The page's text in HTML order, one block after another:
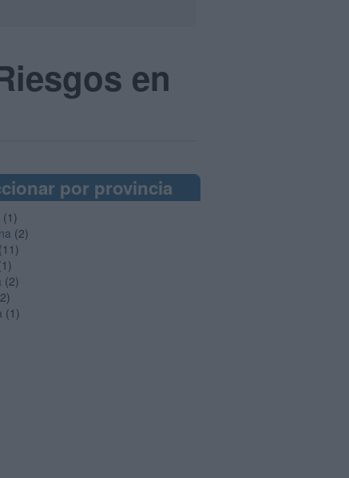
en
por provincia
(1)
(2)
(11)
(2)
(1)